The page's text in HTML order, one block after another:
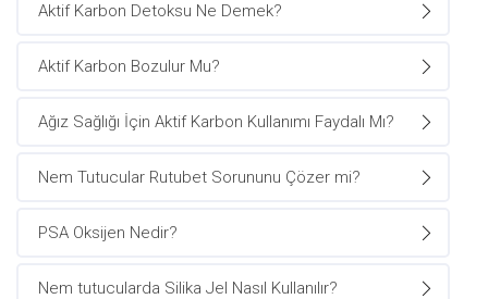
Aktif Karbon Detoksu Ne Demek?
Aktif Karbon Bozulur Mu?
Ağız Sağlığı İçin Aktif Karbon Kullanımı Faydalı Mı?
Nem Tutucular Rutubet Sorununu Çözer mi?
PSA Oksijen Nedir?
Nem tutucularda Silika Jel Nasıl Kullanılır?